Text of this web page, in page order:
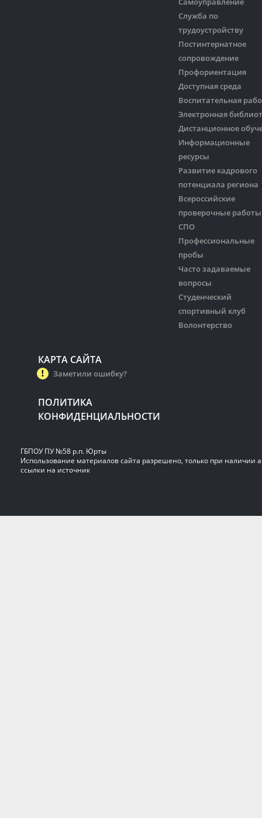
Служба по
трудоустройству
Постинтернатное
сопровождение
Профориентация
Доступная среда
Воспитательная
Электронная
Дистанционное
Информационные
ресурсы
Развитие кадрового
потенциала региона
Всероссийские
проверочные работы
СПО
Профессиональные
пробы
Часто задаваемые
вопросы
Студенческий
спортивный клуб
Волонтерство
КАРТА САЙТА
Заметили ошибку?
ПОЛИТИКА
КОНФИДЕНЦИАЛЬНОСТИ
ГБПОУ ПУ №58 р.п. Юрты
Использование материалов сайта разрешено, только при наличии
ссылки на источник